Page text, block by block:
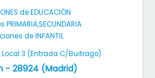
de EDUCACIÓN
de INFANTIL
Local 3 (Entrada C/Buitrago)
- 28924(Madrid)